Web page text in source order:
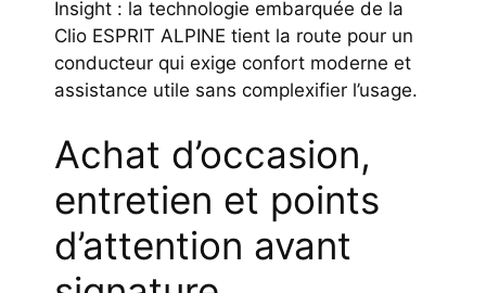
Insight : la technologie embarquée de la
Clio ESPRIT ALPINE tient la route pour un
conducteur qui exige confort moderne et
assistance utile sans complexifier l’usage.
Achat d’occasion,
entretien et points
d’attention avant